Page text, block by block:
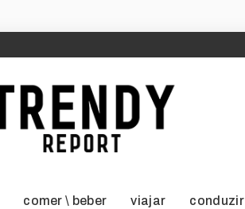
comer \ beber viajar conduzir